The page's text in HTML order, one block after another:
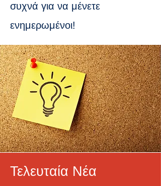
συχνά για να μένετε
ενημερωμένοι!
Τελευταία Νέα